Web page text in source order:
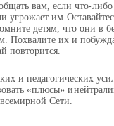
вам, если что-
угрожает им.
детям, что они в
Похвалите их и
повторится.
и педагогических
«плюсы» и
Сети.